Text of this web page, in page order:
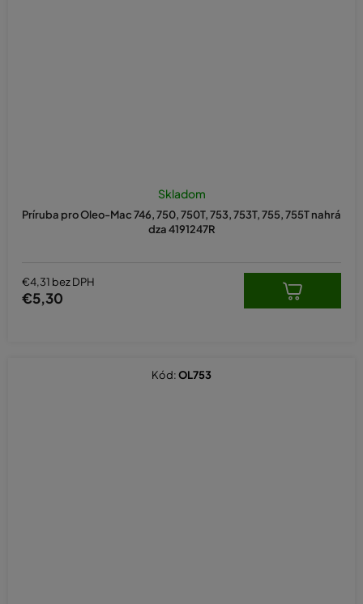
Príruba pro Oleo-Mac 746, 750, 750T, 753, 753T, 755, 755T nahrá
dza 4191247R
hodnotenie
je
5,0
Skladom
€4,31 bez DPH
€5,30
Kód:OL753